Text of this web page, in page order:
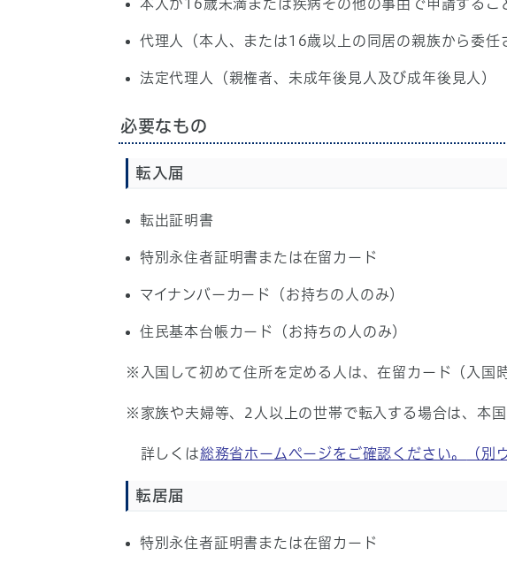
本人が16歳未満または疾病その他の事由で申請するこ
代理人（本人、または16歳以上の同居の親族から委任
法定代理人（親権者、未成年後見人及び成年後見人）
必要なもの
転入届
転出証明書
特別永住者証明書または在留カード
マイナンバーカード（お持ちの人のみ）
住民基本台帳カード（お持ちの人のみ）
※入国して初めて住所を定める人は、在留カード（入国
※家族や夫婦等、2人以上の世帯で転入する場合は、本
詳しくは総務省ホームページをご確認ください。 （別
転居届
特別永住者証明書または在留カード